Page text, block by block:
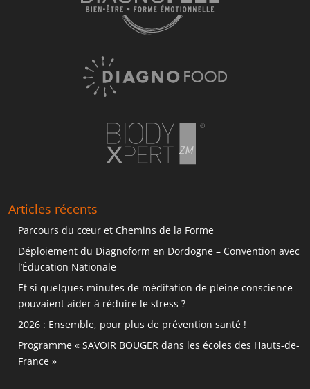
Articles récents
Parcours du cœur et Chemins de la Forme
Déploiement du Diagnoform en Dordogne – Convention avec
l’Éducation Nationale
Et si quelques minutes de méditation de pleine conscience
pouvaient aider à réduire le stress ?
2026 : Ensemble, pour plus de prévention santé !
Programme « SAVOIR BOUGER dans les écoles des Hauts-de-
France »